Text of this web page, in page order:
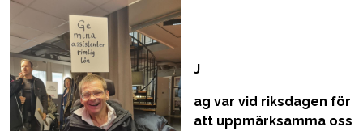
J
ag var vid riksdagen för
att uppmärksamma oss